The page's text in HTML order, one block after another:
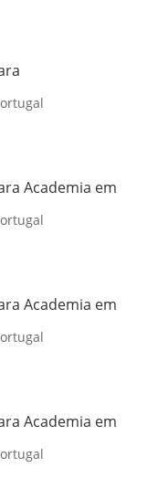
Academia em
Academia em
Academia em